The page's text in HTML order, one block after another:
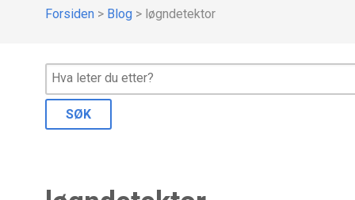
Forsiden > Blog > løgndetektor